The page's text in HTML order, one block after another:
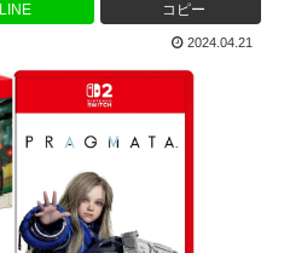
LINE コピー
2024.04.21